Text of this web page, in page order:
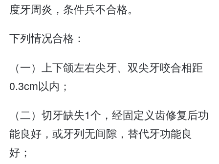
度牙周炎，条件兵不合格。
下列情况合格：
（一）上下颌左右尖牙、双尖牙咬合相距
0.3cm以内；
（二）切牙缺失1个，经固定义齿修复后功
能良好，或牙列无间隙，替代牙功能良
好；